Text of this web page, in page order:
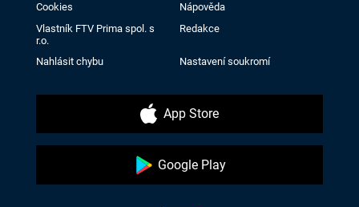
Cookies
Nápověda
Vlastník FTV Prima spol. s
r.o.
Redakce
Nahlásit chybu Nastavení soukromí
App Store
Google Play